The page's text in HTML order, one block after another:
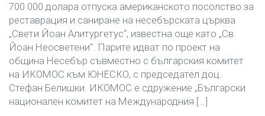
700 000 долара отпуска американското посолство за
реставрация и саниране на несебърската църква
„Свети Йоан Алитургетус“, известна още като „Св.
Йоан Неосветени“. Парите идват по проект на
община Несебър съвместно с българския комитет
на ИКОМОС към ЮНЕСКО, с председател доц.
Стефан Белишки. ИКОМОС е сдружение „Български
национален комитет на Международния […]